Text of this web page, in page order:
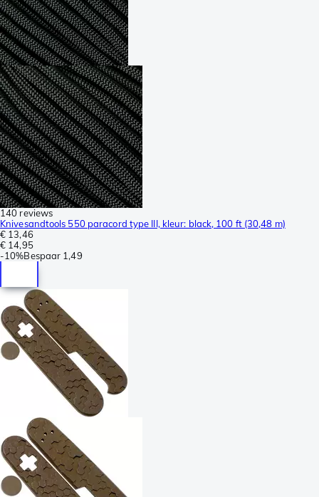
140 reviews
Knivesandtools 550 paracord type III, kleur: black, 100 ft (30,48 m)
€ 13,46
€ 14,95
-10%Bespaar 1,49